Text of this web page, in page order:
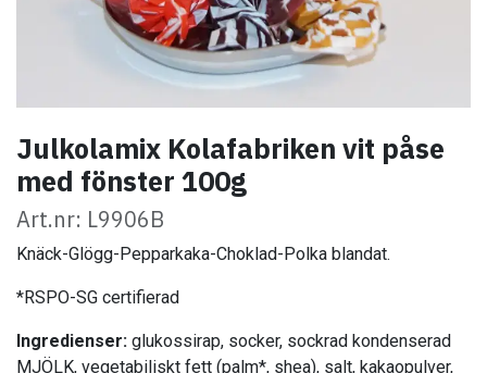
Julkolamix Kolafabriken vit påse
med fönster 100g
Art.nr: L9906B
Knäck-Glögg-Pepparkaka-Choklad-Polka blandat.
*RSPO-SG certifierad
Ingredienser: glukossirap, socker, sockrad kondenserad
MJÖLK, vegetabiliskt fett (palm*, shea), salt, kakaopulver,